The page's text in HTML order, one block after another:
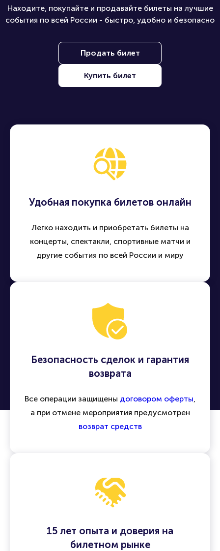
Находите, покупайте и продавайте билеты на лучшие
события по всей России - быстро, удобно и безопасно
Продать билет
Купить билет
Удобная покупка билетов онлайн
Легко находить и приобретать билеты на
концерты, спектакли, спортивные матчи и
другие события по всей России и миру
Безопасность сделок и гарантия
возврата
Все операции защищены договором оферты,
а при отмене мероприятия предусмотрен
возврат средств
15 лет опыта и доверия на
билетном рынке